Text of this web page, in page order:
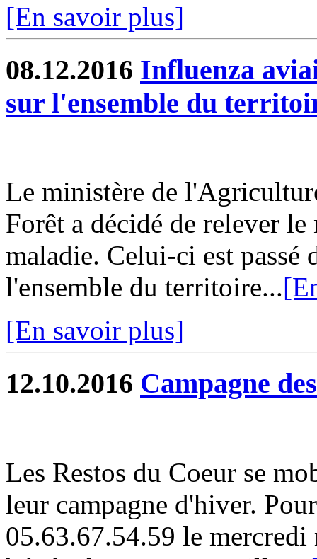
[En savoir plus]
08.12.2016 Influenza
sur l'ensemble du
Le ministère de
Forêt a décidé de relever
maladie. Celui-ci est passé
l'ensemble du territoire...
[En savoir plus]
12.10.2016 Campagne
Les Restos du Coeur se
leur campagne d'hiver.
05.63.67.54.59 le mercredi